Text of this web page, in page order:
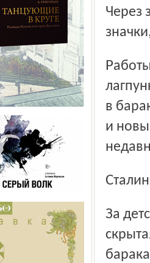
Через
Работы для пленных было хоть отбавляй. Росло и число
в
и
За детским парком на проспекте Шмидта была еще одна